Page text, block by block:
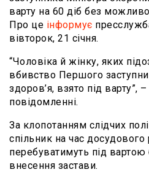
варту на 60 діб без
Про це інформує
вівторок, 21 січня.
“Чоловіка й жінку, яких
вбивство Першого
здоров’я, взято під варту”,
повідомленні.
За клопотанням слідчих
спільник на час досудового
перебуватимуть під
внесення застави.